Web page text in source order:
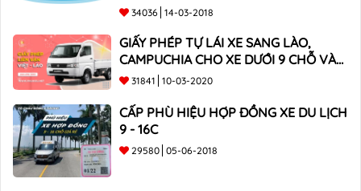
34036 14-03-2018
GIẤY PHÉP TỰ LÁI XE SANG LÀO,
CAMPUCHIA CHO XE DƯỚI 9 CHỖ VÀ
XE BÁN TẢI
31841 10-03-2020
CẤP PHÙ HIỆU HỢP ĐỒNG XE DU LỊCH
9 - 16C
29580 05-06-2018